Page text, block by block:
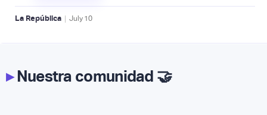
La República | July 10
▸Nuestra comunidad 🤝